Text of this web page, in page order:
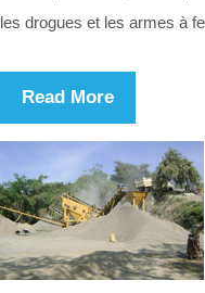
les drogues et les armes à
Read More